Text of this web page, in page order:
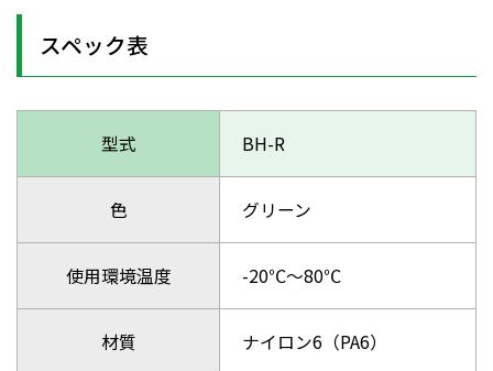
スペック表
型式 BH-R
色 グリーン
使用環境温度 -20℃～80℃
材質 ナイロン6（PA6）